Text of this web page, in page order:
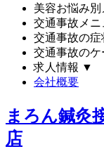
美容お悩み別
交通事故メニ
交通事故の
交通事故のケ
求人情報 ▼
会社概要
まろん鍼灸
店